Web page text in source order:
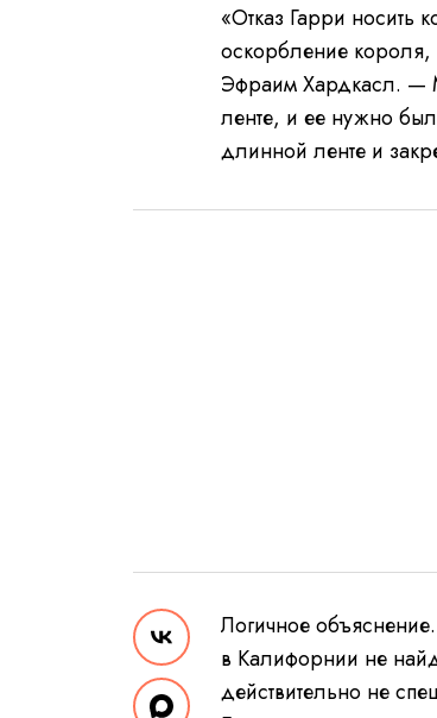
«Отказ Гарри носить
оскорбление
Эфраим Хардкасл. —
ленте, и ее нужно
длинной ленте и
Логичное
в Калифорнии не
действительно не